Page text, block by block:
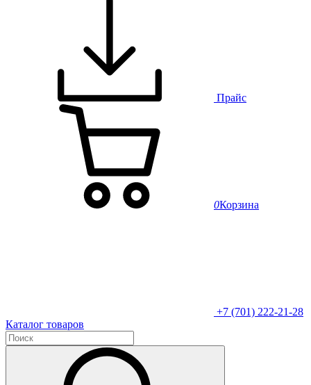
Прайс
0Корзина
+7 (701) 222-21-28
Каталог товаров